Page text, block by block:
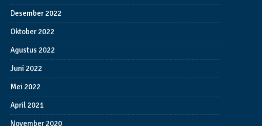
Desember 2022
Oktober 2022
Agustus 2022
Juni 2022
Mei 2022
April 2021
November 2020